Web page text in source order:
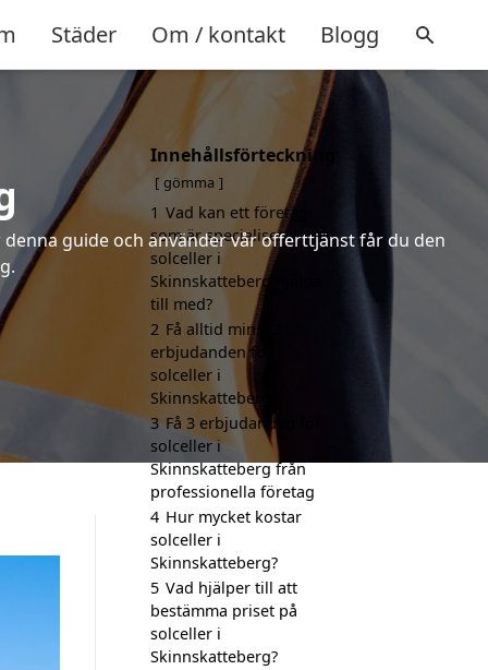
Städer Om / kontakt Blogg
guide och använder vår offerttjänst får du den
Innehållsförteckning
gömma
1 Vad kan ett företag
som är specialiserat på
solceller i
Skinnskatteberg hjälpa
till med?
2 Få alltid minst 3
erbjudanden för
solceller i
Skinnskatteberg
3 Få 3 erbjudanden för
solceller i
Skinnskatteberg från
professionella företag
4 Hur mycket kostar
solceller i
Skinnskatteberg?
5 Vad hjälper till att
bestämma priset på
solceller i
Skinnskatteberg?